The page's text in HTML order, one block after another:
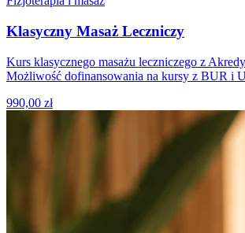
Klasyczny Masaż Leczniczy
Kurs klasycznego masażu leczniczego z
Możliwość dofinansowania na kursy z BUR i
990,00 zł